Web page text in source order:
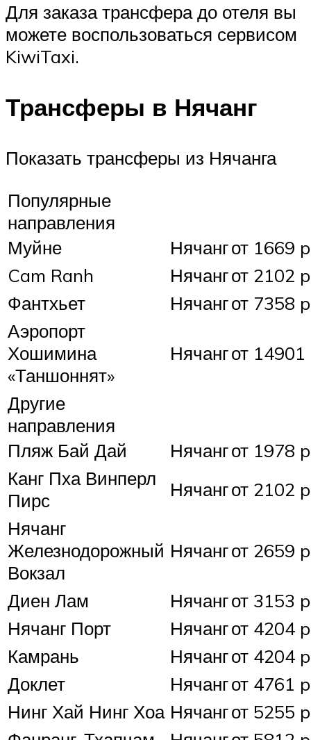
Для заказа трансфера до отеля вы
можете воспользоваться сервисом
KiwiTaxi.
Трансферы в Нячанг
Показать трансферы из Нячанга
Популярные
направления
Муйне
Нячангот 1669
Cam Ranh
Нячангот 2102
Фантхьет
Нячангот 7358
Аэропорт
Хошимина
«Таншоннят»
Нячангот 14901
Другие
направления
Пляж Бай Дай
Нячангот 1978
Канг Пха Винперл
Пирс
Нячангот 2102
Нячанг
Железнодорожный
Вокзал
Нячангот 2659
Диен Лам Нячангот 3153
Нячанг Порт
Нячангот 4204
Камрань
Нячангот 4204
Доклет
Нячангот 4761
Нинг Хай Нинг Хоа Нячангот 5255